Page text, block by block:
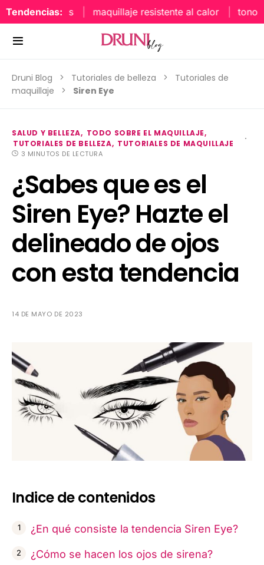
Tendencias: maquillaje resistente al calor tonos
Druni Blog Tutoriales de belleza
Tutoriales de
maquillaje
Siren Eye
SALUD Y BELLEZA
TODO SOBRE EL MAQUILLAJE
TUTORIALES DE BELLEZA
TUTORIALES DE MAQUILLAJE
3 MINUTOS DE LECTURA
¿Sabes que es el
Siren Eye? Hazte el
delineado de ojos
con esta tendencia
14 DE MAYO DE 2023
Indice de contenidos
¿En qué consiste la tendencia Siren Eye?
¿Cómo se hacen los ojos de sirena?